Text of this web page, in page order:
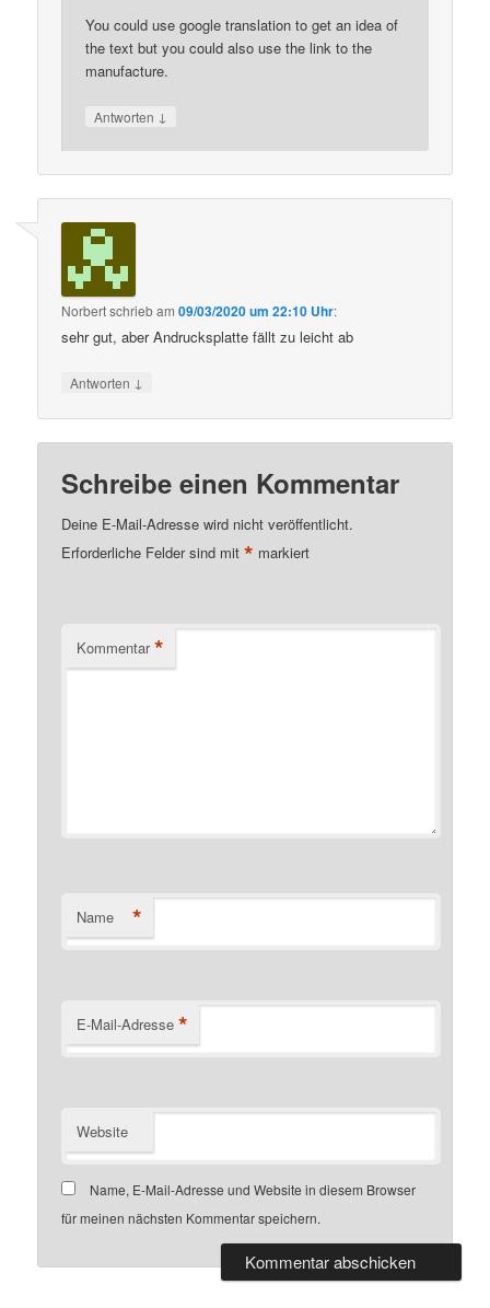
You could use google translation to get an idea of
the text but you could also use the link to the
manufacture.
Antworten ↓
Norbertschriebam09/03/2020 um 22:10 Uhr:
sehr gut, aber Andrucksplatte fällt zu leicht ab
Antworten ↓
Schreibe einen Kommentar
Deine E-Mail-Adresse wird nicht veröffentlicht.
Erforderliche Felder sind mit* markiert
Kommentar *
Name *
E-Mail-Adresse *
Website
Name, E-Mail-Adresse und Website in diesem Browser
für meinen nächsten Kommentar speichern.